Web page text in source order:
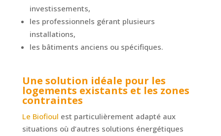
investissements,
les professionnels gérant plusieurs
installations,
les bâtiments anciens ou spécifiques.
Une solution idéale pour les
logements existants et les zones
contraintes
Le Biofioul est particulièrement adapté aux
situations où d’autres solutions énergétiques